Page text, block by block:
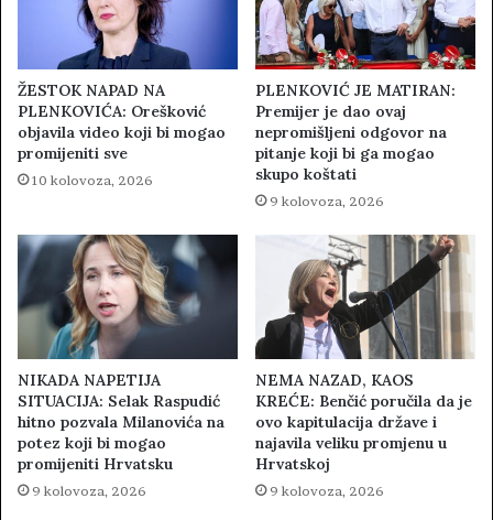
ŽESTOK NAPAD NA
PLENKOVIĆA: Orešković
objavila video koji bi mogao
promijeniti sve
10 kolovoza, 2026
PLENKOVIĆ JE MATIRAN:
Premijer je dao ovaj
nepromišljeni odgovor na
pitanje koji bi ga mogao
skupo koštati
9 kolovoza, 2026
NIKADA NAPETIJA
SITUACIJA: Selak Raspudić
hitno pozvala Milanovića na
potez koji bi mogao
promijeniti Hrvatsku
9 kolovoza, 2026
NEMA NAZAD, KAOS
KREĆE: Benčić poručila da je
ovo kapitulacija države i
najavila veliku promjenu u
Hrvatskoj
9 kolovoza, 2026